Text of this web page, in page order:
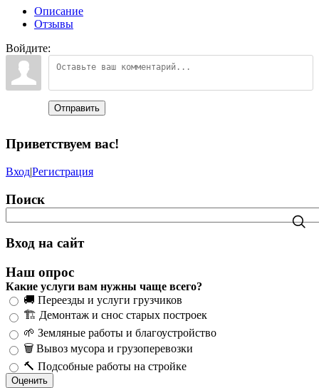
Описание
Отзывы
Войдите:
Отправить
Приветствуем вас!
Вход|Регистрация
Поиск
Вход на сайт
Наш опрос
Какие услуги вам нужны чаще всего?
🚚 Переезды и услуги грузчиков
🏗️ Демонтаж и снос старых построек
🌱 Земляные работы и благоустройство
🗑️ Вывоз мусора и грузоперевозки
🔨 Подсобные работы на стройке